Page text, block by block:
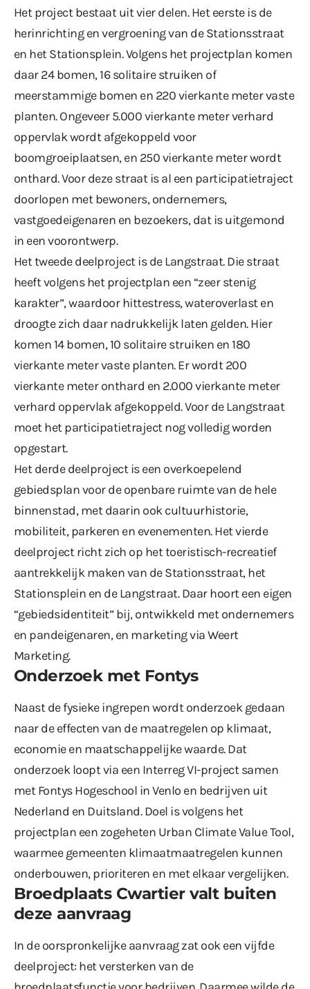
Het project bestaat uit vier delen. Het eerste is de
herinrichting en vergroening van de Stationsstraat
en het Stationsplein. Volgens het projectplan komen
daar 24 bomen, 16 solitaire struiken of
meerstammige bomen en 220 vierkante meter vaste
planten. Ongeveer 5.000 vierkante meter verhard
oppervlak wordt afgekoppeld voor
boomgroeiplaatsen, en 250 vierkante meter wordt
onthard. Voor deze straat is al een participatietraject
doorlopen met bewoners, ondernemers,
vastgoedeigenaren en bezoekers, dat is uitgemond
in een voorontwerp.
Het tweede deelproject is de Langstraat. Die straat
heeft volgens het projectplan een “zeer stenig
karakter”, waardoor hittestress, wateroverlast en
droogte zich daar nadrukkelijk laten gelden. Hier
komen 14 bomen, 10 solitaire struiken en 180
vierkante meter vaste planten. Er wordt 200
vierkante meter onthard en 2.000 vierkante meter
verhard oppervlak afgekoppeld. Voor de Langstraat
moet het participatietraject nog volledig worden
opgestart.
Het derde deelproject is een overkoepelend
gebiedsplan voor de openbare ruimte van de hele
binnenstad, met daarin ook cultuurhistorie,
mobiliteit, parkeren en evenementen. Het vierde
deelproject richt zich op het toeristisch-recreatief
aantrekkelijk maken van de Stationsstraat, het
Stationsplein en de Langstraat. Daar hoort een eigen
“gebiedsidentiteit” bij, ontwikkeld met ondernemers
en pandeigenaren, en marketing via Weert
Marketing.
Onderzoek met Fontys
Naast de fysieke ingrepen wordt onderzoek gedaan
naar de effecten van de maatregelen op klimaat,
economie en maatschappelijke waarde. Dat
onderzoek loopt via een Interreg VI-project samen
met Fontys Hogeschool in Venlo en bedrijven uit
Nederland en Duitsland. Doel is volgens het
projectplan een zogeheten Urban Climate Value Tool,
waarmee gemeenten klimaatmaatregelen kunnen
onderbouwen, prioriteren en met elkaar vergelijken.
Broedplaats Cwartier valt buiten
deze aanvraag
In de oorspronkelijke aanvraag zat ook een vijfde
deelproject: het versterken van de